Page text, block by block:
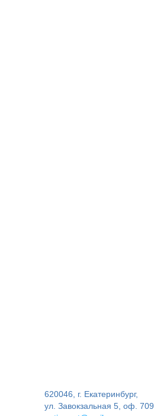
620046, г. Екатеринбург,
ул. Завокзальная 5, оф. 709,